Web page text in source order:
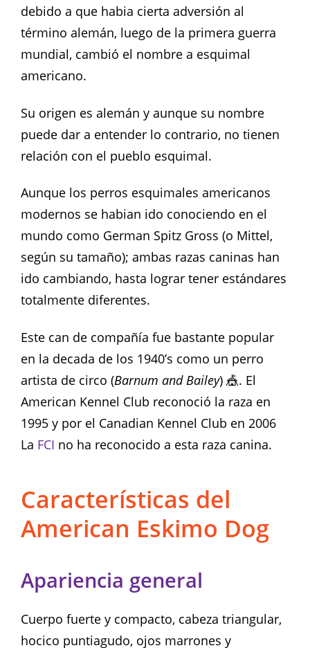
debido a que habia cierta adversión al
término alemán, luego de la primera guerra
mundial, cambió el nombre a esquimal
americano.
Su origen es alemán y aunque su nombre
puede dar a entender lo contrario, no tienen
relación con el pueblo esquimal.
Aunque los perros esquimales americanos
modernos se habian ido conociendo en el
mundo como German Spitz Gross (o Mittel,
según su tamaño); ambas razas caninas han
ido cambiando, hasta lograr tener estándares
totalmente diferentes.
Este can de compañía fue bastante popular
en la decada de los 1940’s como un perro
artista de circo (Barnum and Bailey) 🎪. El
American Kennel Club reconoció la raza en
1995 y por el Canadian Kennel Club en 2006
La FCI no ha reconocido a esta raza canina.
Características del
American Eskimo Dog
Apariencia general
Cuerpo fuerte y compacto, cabeza triangular,
hocico puntiagudo, ojos marrones y